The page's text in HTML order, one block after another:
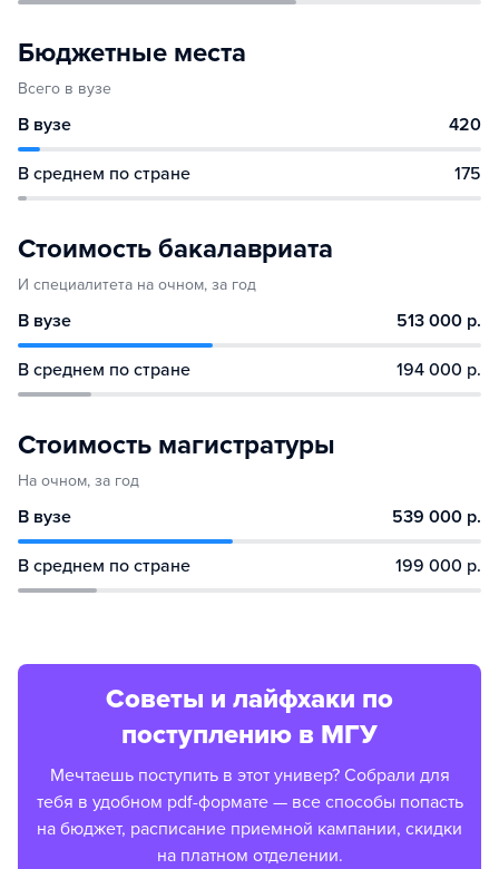
Бюджетные места
Всего в вузе
В вузе 420
В среднем по стране 175
Стоимость бакалавриата
И специалитета на очном, за год
В вузе 513 000 р.
В среднем по стране 194 000 р.
Стоимость магистратуры
На очном, за год
В вузе 539 000 р.
В среднем по стране 199 000 р.
Советы и лайфхаки по
поступлению в МГУ
Мечтаешь поступить в этот универ? Собрали для
тебя в удобном pdf-формате — все способы попасть
на бюджет, расписание приемной кампании, скидки
на платном отделении.